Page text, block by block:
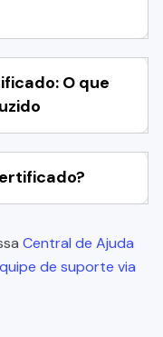
O que
Central de Ajuda
de suporte via